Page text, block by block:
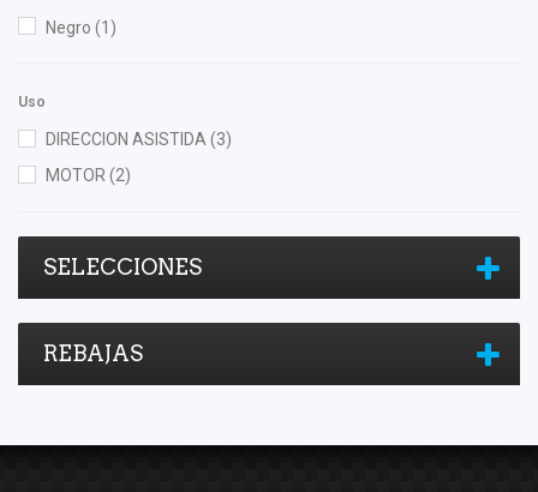
Negro (1)
Uso
DIRECCION ASISTIDA(3)
MOTOR(2)
SELECCIONES
REBAJAS